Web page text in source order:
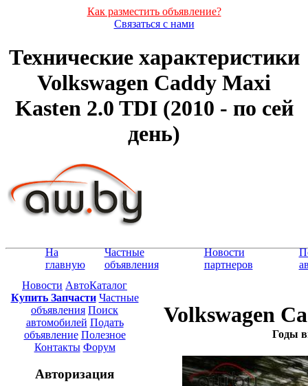
Как разместить объявление?
Связаться с нами
Технические характеристики
Volkswagen Caddy Maxi
Kasten 2.0 TDI (2010 - по сей
день)
На
главную
Частные
объявления
Новости
партнеров
Новости АвтоКаталог
Купить Запчасти Частные
объявления Поиск
автомобилей Подать
объявление Полезное
Контакты Форум
Авторизация
Volkswagen
Годы